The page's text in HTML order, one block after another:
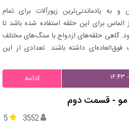
و به یادماندنی‌ترین زیورآلات برای تمام
برای این حلقه استفاده شده باشد تا
گاهی حلقه‌های ازدواج با سنگ‌های مختلف
فوق‌العاده‌ای داشته باشند. تعدادی از این
ادامه
مو - قسمت دوم
5 3552